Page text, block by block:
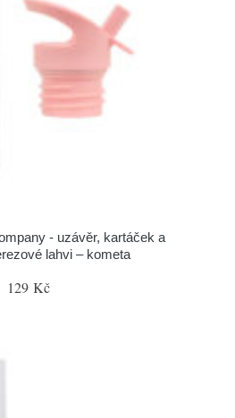
- uzávěr, kartáček a
lahvi – kometa
129 Kč